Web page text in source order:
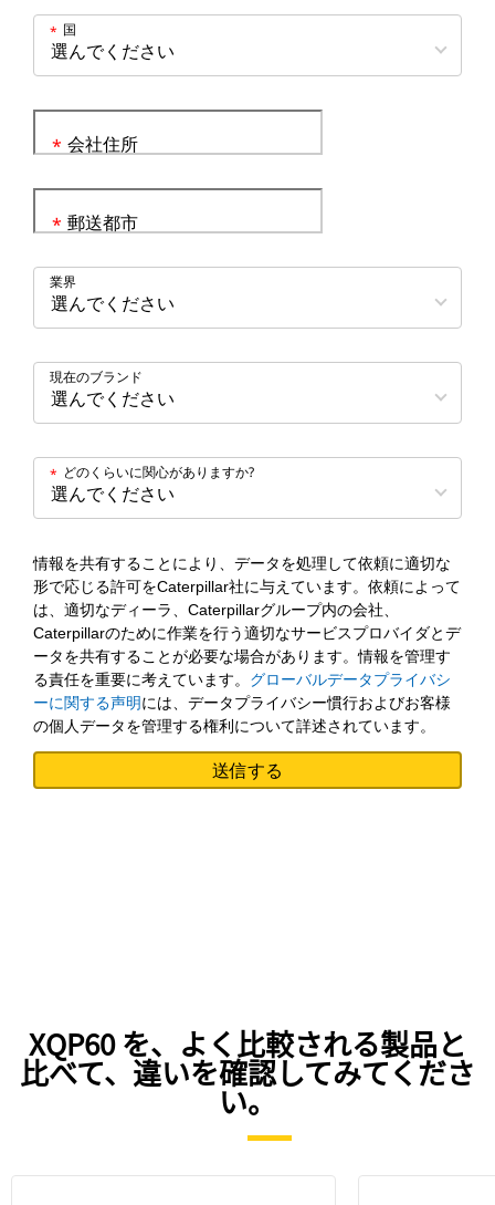
国
*
会社住所
*
郵送都市
*
業界
現在のブランド
どのくらいに関心がありますか?
*
情報を共有することにより、データを処理して依頼に適切な
形で応じる許可をCaterpillar社に与えています。依頼によって
は、適切なディーラ、Caterpillarグループ内の会社、
Caterpillarのために作業を行う適切なサービスプロバイダとデ
ータを共有することが必要な場合があります。情報を管理す
る責任を重要に考えています。 グローバルデータプライバシ
ーに関する声明には、データプライバシー慣行およびお客様
の個人データを管理する権利について詳述されています。
XQP60 を、よく比較される製品と
比べて、違いを確認してみてくださ
い。